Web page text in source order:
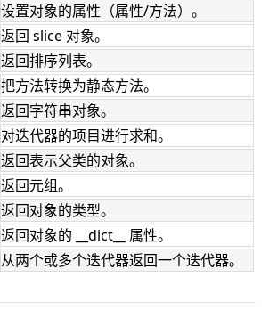
设置对象的属性（属性/方法）。
返回 slice 对象。
返回排序列表。
把方法转换为静态方法。
返回字符串对象。
对迭代器的项目进行求和。
返回表示父类的对象。
返回元组。
返回对象的类型。
返回对象的 __dict__ 属性。
从两个或多个迭代器返回一个迭代器。